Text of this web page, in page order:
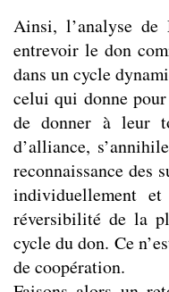
Ainsi, l’analyse
entrevoir le don
dans un cycle
celui qui donne
de donner à leur
d’alliance,
reconnaissance des
individuellement
réversibilité de la
cycle du don. Ce
de coopération.